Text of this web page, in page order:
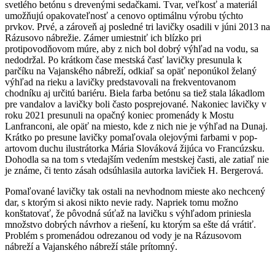
svetlého betónu s drevenými sedačkami. Tvar, veľkosť a materiál
umožňujú opakovateľnosť a cenovo optimálnu výrobu týchto
prvkov. Prvé, a zároveň aj posledné tri lavičky osadili v júni 2013 na
Rázusovo nábrežie. Zámer umiestniť ich blízko pri
protipovodňovom múre, aby z nich bol dobrý výhľad na vodu, sa
nedodržal. Po krátkom čase mestská časť lavičky presunula k
parčíku na Vajanského nábreží, odkiaľ sa opäť neponúkol želaný
výhľad na rieku a lavičky predstavovali na frekventovanom
chodníku aj určitú bariéru. Biela farba betónu sa tiež stala lákadlom
pre vandalov a lavičky boli často posprejované. Nakoniec lavičky v
roku 2021 presunuli na opačný koniec promenády k Mostu
Lanfranconi, ale opäť na miesto, kde z nich nie je výhľad na Dunaj.
Krátko po presune lavičky pomaľovala olejovými farbami v pop-
artovom duchu ilustrátorka Mária Slováková žijúca vo Francúzsku.
Dohodla sa na tom s vtedajším vedením mestskej časti, ale zatiaľ nie
je známe, či tento zásah odsúhlasila autorka lavičiek H. Bergerová.
Pomaľované lavičky tak ostali na nevhodnom mieste ako nechcený
dar, s ktorým si akosi nikto nevie rady. Napriek tomu možno
konštatovať, že pôvodná súťaž na lavičku s výhľadom priniesla
množstvo dobrých návrhov a riešení, ku ktorým sa ešte dá vrátiť.
Problém s promenádou odrezanou od vody je na Rázusovom
nábreží a Vajanského nábreží stále prítomný.